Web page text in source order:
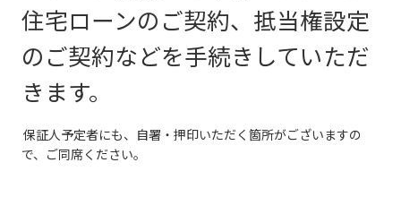
住宅ローンのご契約、抵当権設定
のご契約などを手続きしていただ
きます。
保証人予定者にも、自署・押印いただく箇所がございますの
で、ご同席ください。